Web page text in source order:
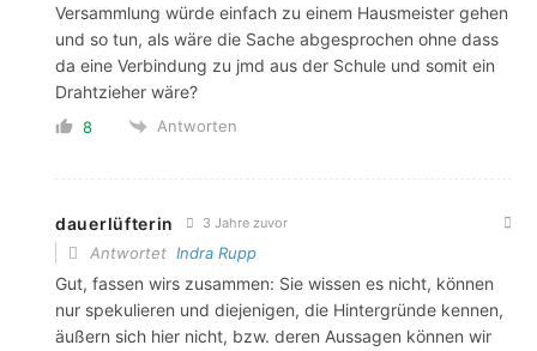
Versammlung würde einfach zu einem Hausmeister gehen
und so tun, als wäre die Sache abgesprochen ohne dass
da eine Verbindung zu jmd aus der Schule und somit ein
Drahtzieher wäre?
8 Antworten
dauerlüfterin 3 Jahre zuvor
Antwortet Indra Rupp
Gut, fassen wirs zusammen: Sie wissen es nicht, können
nur spekulieren und diejenigen, die Hintergründe kennen,
äußern sich hier nicht, bzw. deren Aussagen können wir